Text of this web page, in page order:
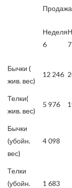
Продажа
Неделя
6
7
Бычки (
жив. вес)
12 246
Телки(
жив. вес)
5 976
Бычки
(убойн.
вес)
4 098
Телки
(убойн.
1 683